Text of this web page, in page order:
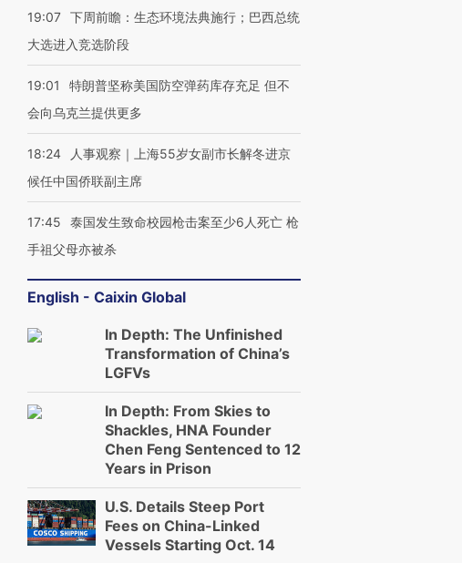
19:07 下周前瞻：生态环境法典施行；巴西总统
大选进入竞选阶段
19:01
特朗普坚称美国防空弹药库存充足 但不
会向乌克兰提供更多
18:24
人事观察｜上海55岁女副市长解冬进京
候任中国侨联副主席
17:45
泰国发生致命校园枪击案至少6人死亡 枪
手祖父母亦被杀
English - Caixin Global
In Depth: The Unfinished
Transformation of China’s
LGFVs
In Depth: From Skies to
Shackles, HNA Founder
Chen Feng Sentenced to 12
Years in Prison
U.S. Details Steep Port
Fees on China-Linked
Vessels Starting Oct. 14